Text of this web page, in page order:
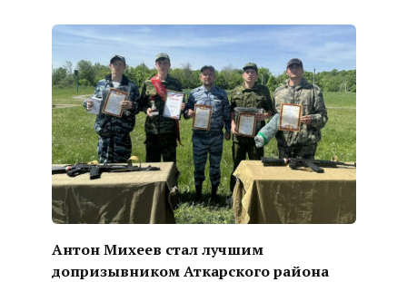
Антон Михеев стал лучшим
допризывником Аткарского района